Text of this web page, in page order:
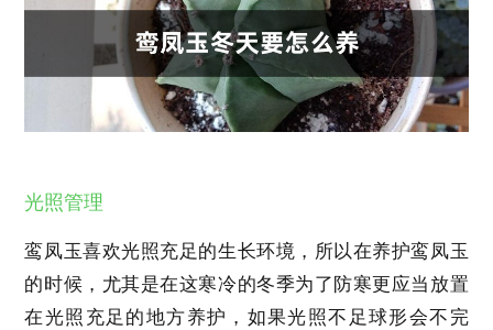
光照管理
鸾凤玉喜欢光照充足的生长环境，所以在养护鸾凤玉
的时候，尤其是在这寒冷的冬季为了防寒更应当放置
在光照充足的地方养护，如果光照不足球形会不完